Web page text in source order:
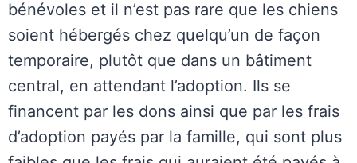
bénévoles et il n’est pas rare que les chiens
soient hébergés chez quelqu’un de façon
temporaire, plutôt que dans un bâtiment
central, en attendant l’adoption. Ils se
financent par les dons ainsi que par les frais
d’adoption payés par la famille, qui sont plus